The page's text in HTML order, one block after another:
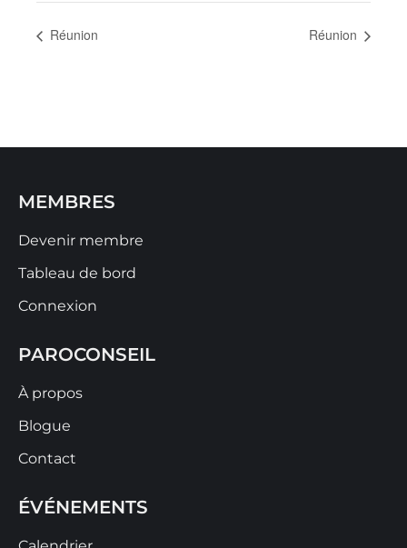
Réunion Réunion
MEMBRES
Devenir membre
Tableau de bord
Connexion
PAROCONSEIL
À propos
Blogue
Contact
ÉVÉNEMENTS